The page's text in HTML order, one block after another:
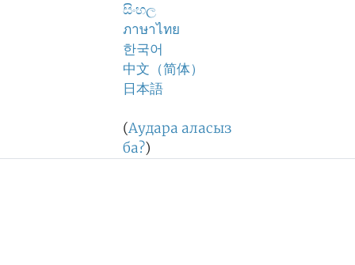
සිංහල
ภาษาไทย
한국어
中文（简体）
日本語
(Аудара аласыз
ба?)